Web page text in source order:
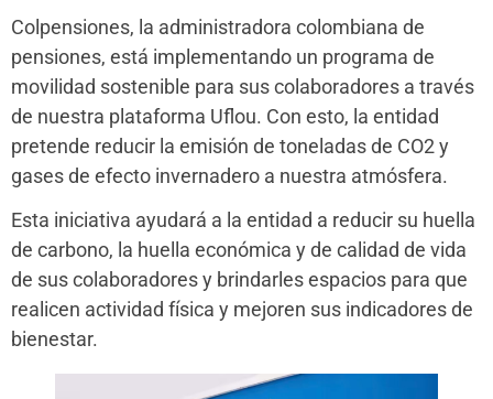
Colpensiones, la administradora colombiana de
pensiones, está implementando un programa de
movilidad sostenible para sus colaboradores a través
de nuestra plataforma Uflou. Con esto, la entidad
pretende reducir la emisión de toneladas de CO2 y
gases de efecto invernadero a nuestra atmósfera.
Esta iniciativa ayudará a la entidad a reducir su huella
de carbono, la huella económica y de calidad de vida
de sus colaboradores y brindarles espacios para que
realicen actividad física y mejoren sus indicadores de
bienestar.